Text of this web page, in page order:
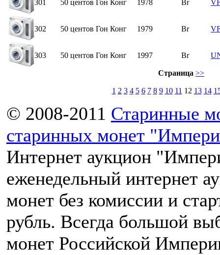
301 50 центов Гон Конг 1978 Br
302 50 центов Гон Конг 1979 Br
303 50 центов Гон Конг 1997 Br
Страница >>
1 2 3 4 5 6 7 8 9 10 11 12 13 14
© 2008-2011 Старинные
старинных монет
Интернет аукцион
еженедельный интернет
монет без комиссии и
рубль. Всегда большой
монет Российской